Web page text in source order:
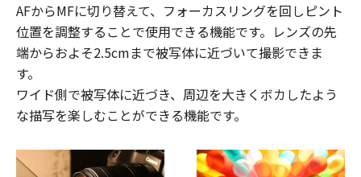
AFからMFに切り替えて、フォーカスリングを回しピント
位置を調整することで使用できる機能です。レンズの先
端からおよそ2.5cmまで被写体に近づいて撮影できま
す。
ワイド側で被写体に近づき、周辺を大きくボカしたよう
な描写を楽しむことができる機能です。